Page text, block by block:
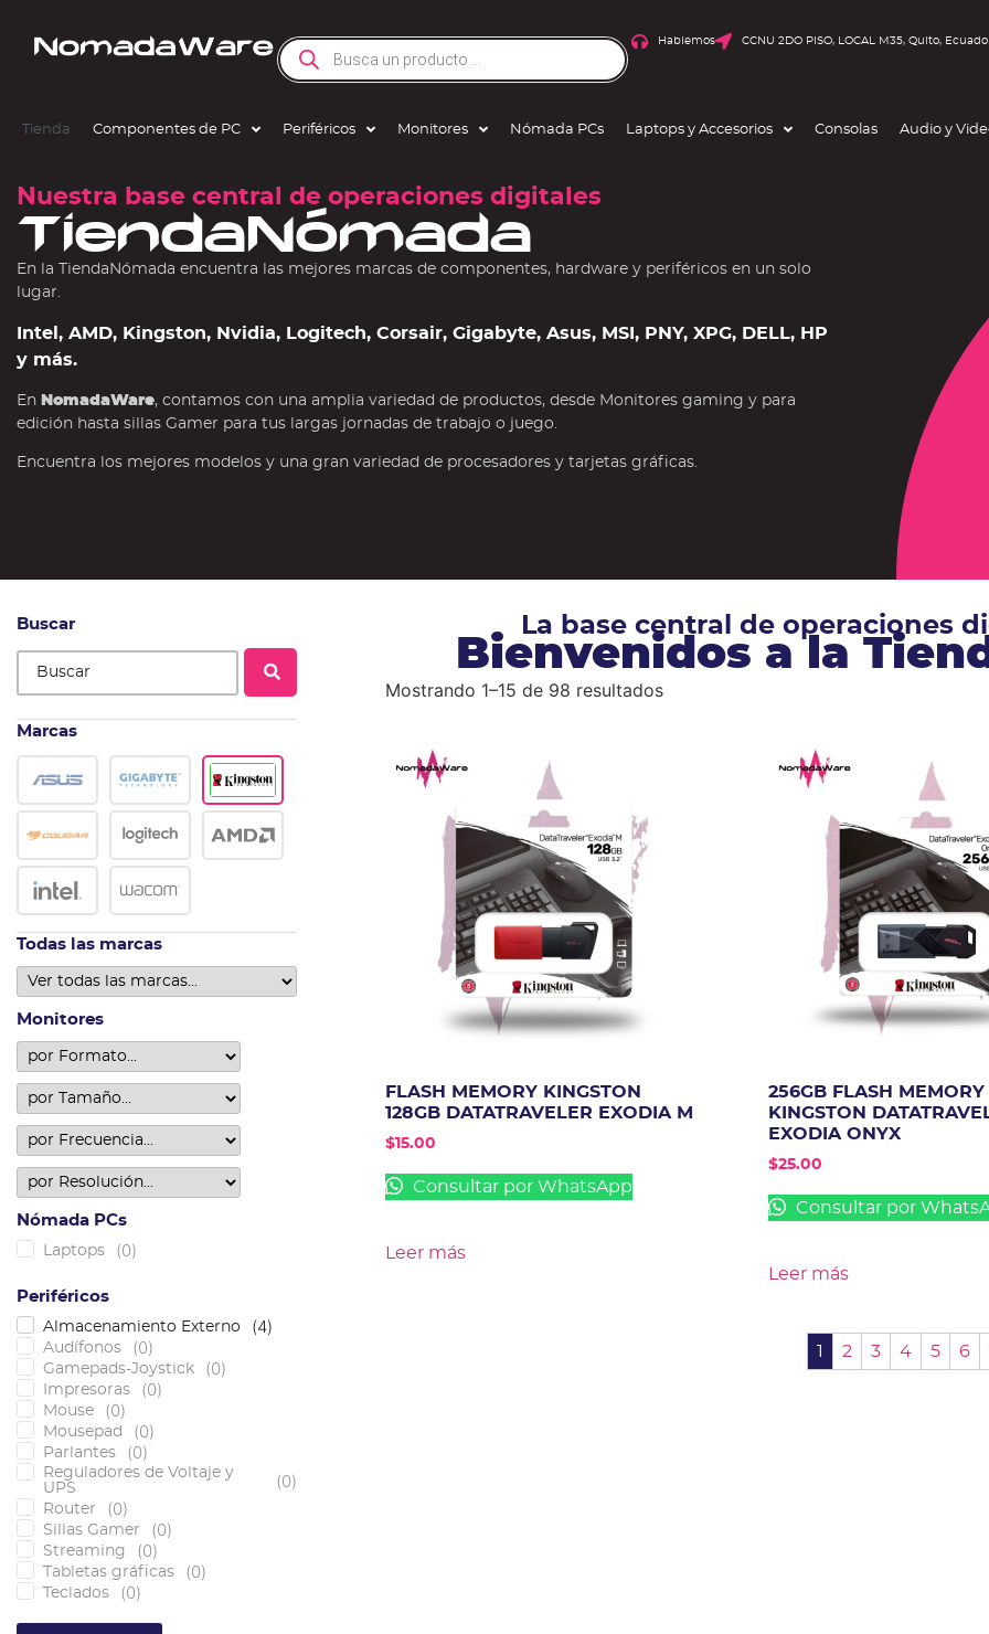
Hablemos CCNU 2DO PISO, LOCAL M35, Quito,
Tienda Componentes de PC Periféricos Monitores Nómada PCs Laptops y Accesorios Consolas Audio y
Nuestra base central de operaciones digitales
TiendaNómada
En la TiendaNómada encuentra las mejores marcas de componentes, hardware y periféricos en un solo
lugar.
Intel, AMD, Kingston, Nvidia, Logitech, Corsair, Gigabyte, Asus, MSI, PNY, XPG, DELL, HP
y más.
En NomadaWare, contamos con una amplia variedad de productos, desde Monitores gaming y para
edición hasta sillas Gamer para tus largas jornadas de trabajo o juego.
Encuentra los mejores modelos y una gran variedad de procesadores y tarjetas gráficas.
Buscar
Marcas
Todas las marcas
Monitores
Nómada PCs
Laptops (0)
Periféricos
Almacenamiento Externo (4)
Audífonos (0)
Gamepads-Joystick (0)
Impresoras (0)
Mouse (0)
Mousepad (0)
Parlantes (0)
Reguladores de Voltaje y
UPS
(0)
Router (0)
Sillas Gamer (0)
Streaming (0)
Tabletas gráficas (0)
Teclados (0)
La base central de operaciones
Bienvenidos a la
Mostrando 1–15 de 98 resultados
FLASH MEMORY KINGSTON
128GB DATATRAVELER EXODIA M
$15.00
Consultar por WhatsApp
Leer más
256GB FLASH MEMORY
KINGSTON
EXODIA ONYX
$25.00
Consultar por
Leer más
1 2 3 4 5 6